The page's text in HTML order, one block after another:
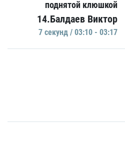
поднятой клюшкой
14.Балдаев Виктор
7 секунд / 03:10 - 03:17